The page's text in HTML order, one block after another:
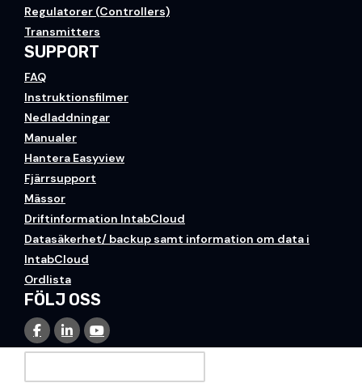
Regulatorer (Controllers)
Transmitters
SUPPORT
FAQ
Instruktionsfilmer
Nedladdningar
Manualer
Hantera Easyview
Fjärrsupport
Mässor
Driftinformation IntabCloud
Datasäkerhet/ backup samt information om data i
IntabCloud
Ordlista
FÖLJ OSS